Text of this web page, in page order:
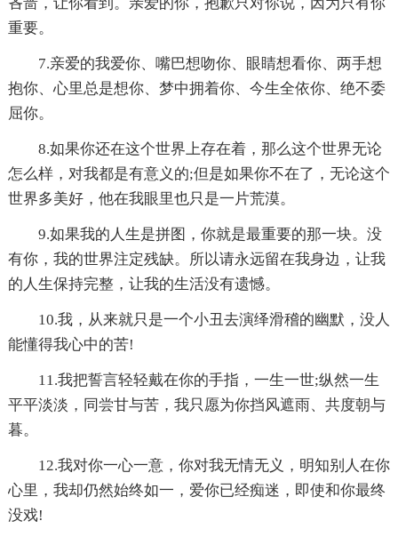
重要。
7.亲爱的我爱你、嘴巴想吻你、眼睛想看你、两手想
抱你、心里总是想你、梦中拥着你、今生全依你、绝不委
屈你。
8.如果你还在这个世界上存在着，那么这个世界无论
怎么样，对我都是有意义的;但是如果你不在了，无论这个
世界多美好，他在我眼里也只是一片荒漠。
9.如果我的人生是拼图，你就是最重要的那一块。没
有你，我的世界注定残缺。所以请永远留在我身边，让我
的人生保持完整，让我的生活没有遗憾。
10.我，从来就只是一个小丑去演绎滑稽的幽默，没人
能懂得我心中的苦!
11.我把誓言轻轻戴在你的手指，一生一世;纵然一生
平平淡淡，同尝甘与苦，我只愿为你挡风遮雨、共度朝与
暮。
12.我对你一心一意，你对我无情无义，明知别人在你
心里，我却仍然始终如一，爱你已经痴迷，即使和你最终
没戏!